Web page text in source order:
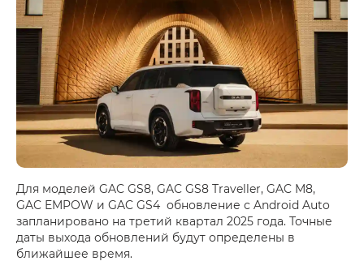
Для моделей GAC GS8, GAC GS8 Traveller, GAC M8,
GAC EMPOW и GAC GS4 обновление с Android Auto
запланировано на третий квартал 2025 года. Точные
даты выхода обновлений будут определены в
ближайшее время.